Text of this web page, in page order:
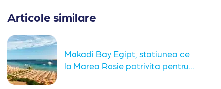
Articole similare
Makadi Bay Egipt, statiunea de
la Marea Rosie potrivita pentru...